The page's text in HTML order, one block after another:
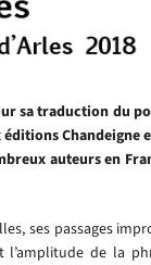
sa traduction du
Chandeigne
auteurs en
, ses passages
de la